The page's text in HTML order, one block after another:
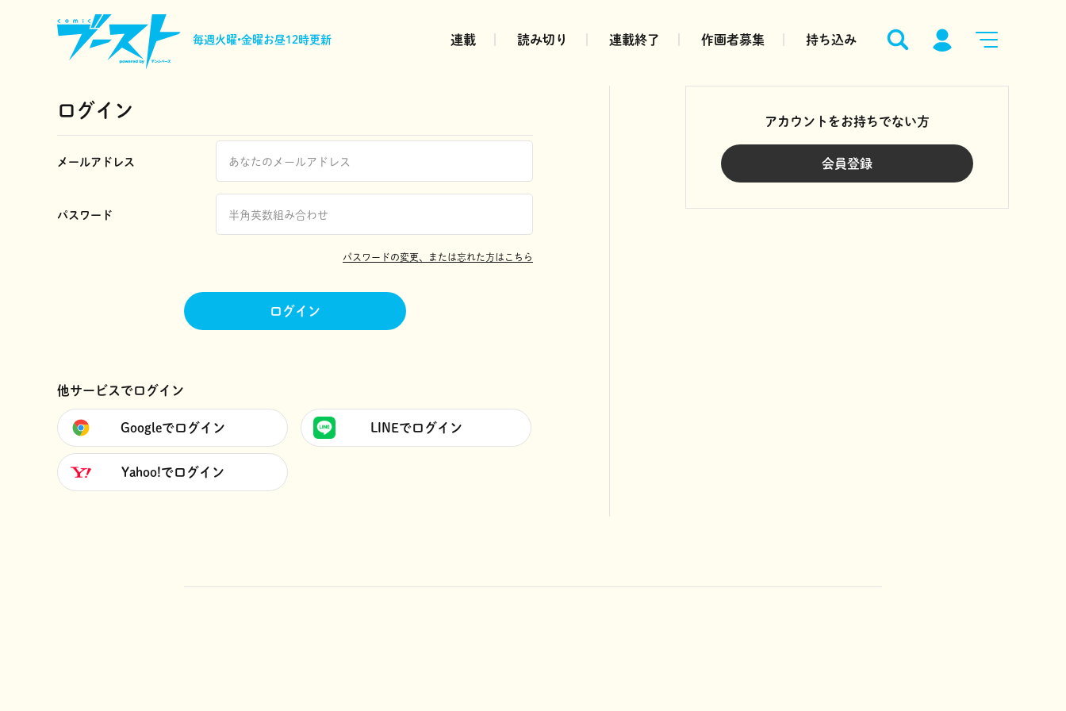
毎週火曜•金曜お昼12時更新 連載 読み切り 連載終了 作画者募集 持ち込み
ログイン
メールアドレス
パスワード
パスワードの変更、または忘れた方はこちら
ログイン
他サービスでログイン
Googleでログイン LINEでログイン
Yahoo!でログイン
アカウントをお持ちでない方
会員登録